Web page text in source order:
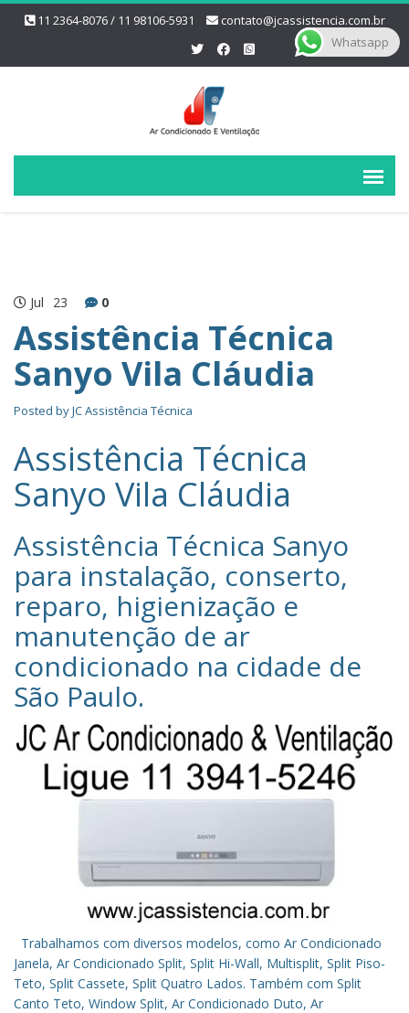
11 2364-8076 / 11 98106-5931 contato@jcassistencia.com.br
Jul 23 0
Assistência Técnica
Sanyo Vila Cláudia
Posted byJC Assistência Técnica
Assistência Técnica
Sanyo Vila Cláudia
Assistência Técnica Sanyo‎
para instalação, conserto,
reparo, higienização e
manutenção de ar
condicionado na cidade de
São Paulo.
Trabalhamos com diversos modelos, como Ar Condicionado
Janela, Ar Condicionado Split, Split Hi-Wall, Multisplit, Split Piso-
Teto, Split Cassete, Split Quatro Lados. Também com Split
Canto Teto, Window Split, Ar Condicionado Duto, Ar
Whatsapp